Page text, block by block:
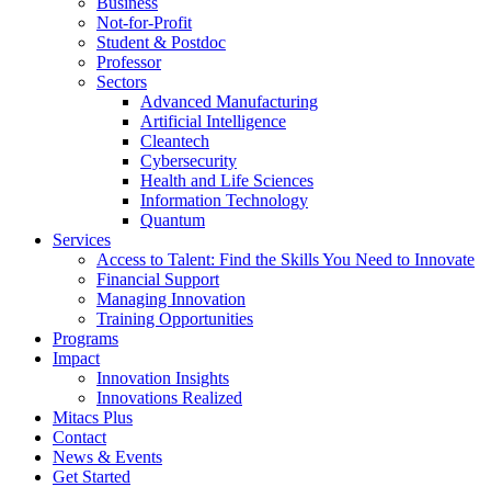
Not-for-Profit
Student & Postdoc
Professor
Sectors
Advanced Manufacturing
Artificial Intelligence
Cleantech
Cybersecurity
Health and Life Sciences
Information Technology
Quantum
Services
Access to Talent: Find the Skills You Need to Innovate
Financial Support
Managing Innovation
Training Opportunities
Programs
Impact
Innovation Insights
Innovations Realized
Mitacs Plus
Contact
News & Events
Get Started